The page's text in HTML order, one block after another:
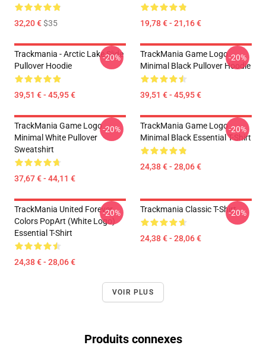
32,20 €$35 19,78 € - 21,16 €
Trackmania - Arctic Lake Slide
Pullover Hoodie
39,51 € - 45,95 €
-20%
TrackMania Game Logo
Minimal Black Pullover Hoodie
39,51 € - 45,95 €
-20%
TrackMania Game Logo
Minimal White Pullover
Sweatshirt
37,67 € - 44,11 €
-20%
TrackMania Game Logo
Minimal Black Essential T-Shirt
24,38 € - 28,06 €
-20%
TrackMania United Forever
Colors PopArt (White Logo)
Essential T-Shirt
24,38 € - 28,06 €
-20% Trackmania Classic T-Shirt
24,38 € - 28,06 €
-20%
VOIR PLUS
Produits connexes